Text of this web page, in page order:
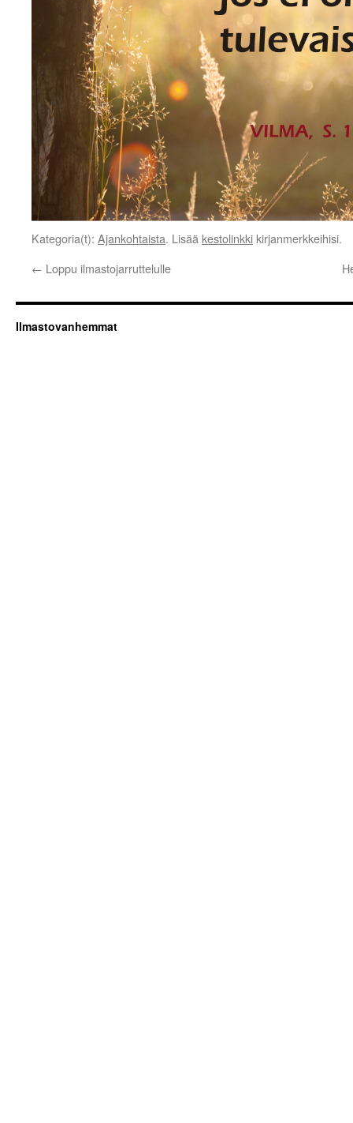
Kategoria(t): Ajankohtaista. Lisää kestolinkki kirjanmerkkeihisi.
← Loppu ilmastojarruttelulle
Ilmastovanhemmat